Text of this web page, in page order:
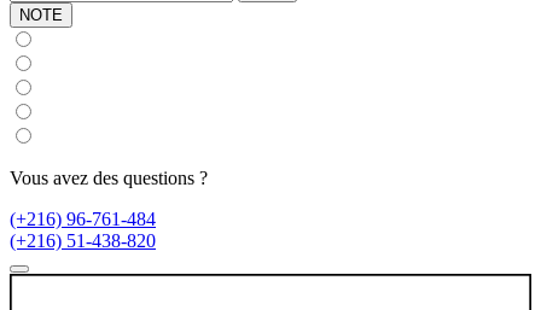
NOTE
Vous avez des questions ?
(+216) 96-761-484
(+216) 51-438-820